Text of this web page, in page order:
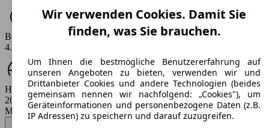
Beschleunigung (0-100 km/h)
4.5 - 6 s
Höchstgeschwindigkeit (km/h)
200 - 210 km/h
Modellbezeichnung:
Q8 e-tron Sportback 50 quattro advanced - 250 KW (340 PS) (Seit
Wir verwenden Cookies. Damit Sie
finden, was Sie brauchen.
Um Ihnen die bestmögliche Benutzererfahrung auf
unseren Angeboten zu bieten, verwenden wir und
Drittanbieter Cookies und andere Technologien (beides
gemeinsam nennen wir nachfolgend: „Cookies"), um
Geräteinformationen und personenbezogene Daten (z.B.
IP Adressen) zu speichern und darauf zuzugreifen.